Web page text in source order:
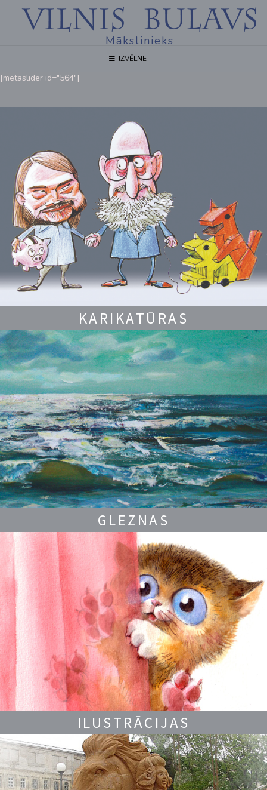
Mākslinieks
IZVĒLNE
[metaslider id="564"]
KARIKATŪRAS
GLEZNAS
ILUSTRĀCIJAS